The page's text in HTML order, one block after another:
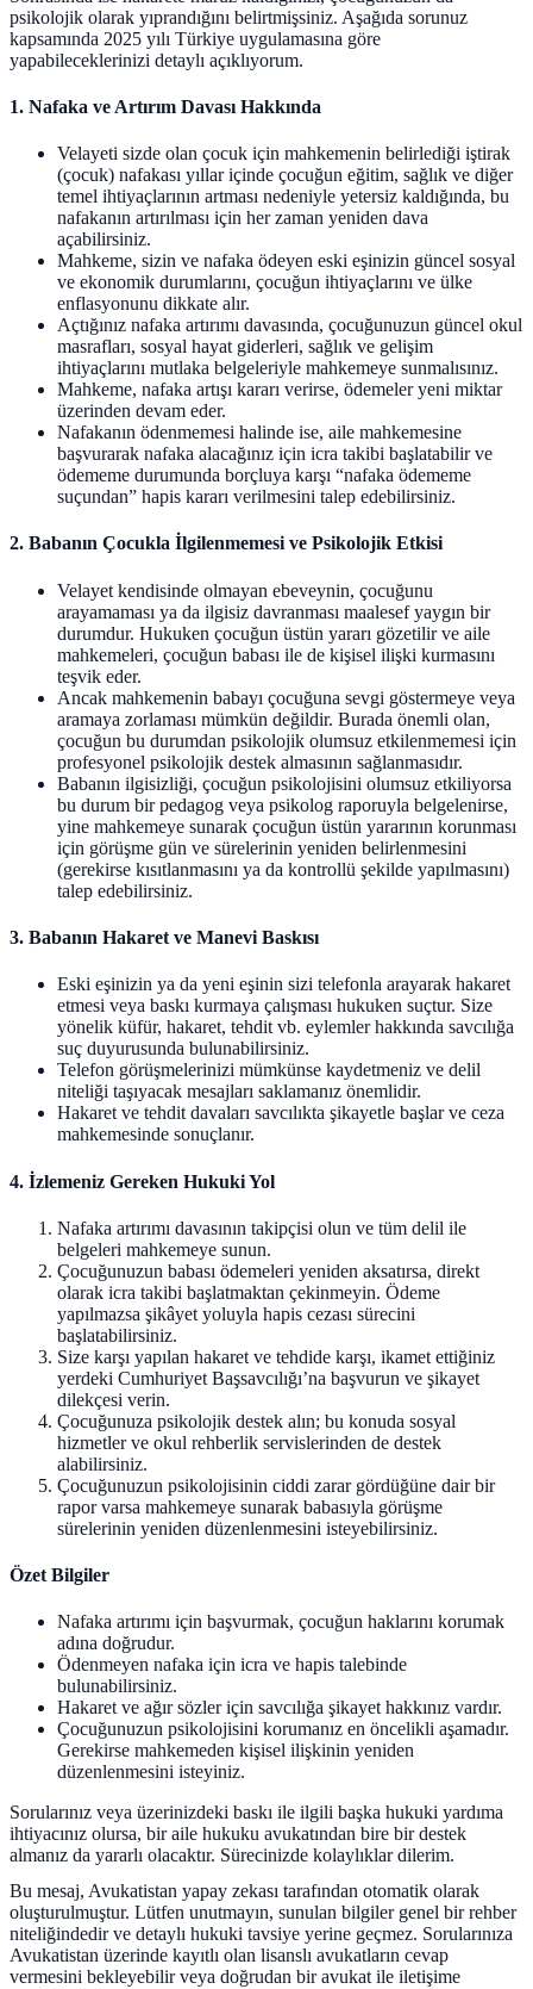
psikolojik olarak yıprandığını belirtmişsiniz. Aşağıda sorunuz
kapsamında 2025 yılı Türkiye uygulamasına göre
yapabileceklerinizi detaylı açıklıyorum.
1. Nafaka ve Artırım Davası Hakkında
Velayeti sizde olan çocuk için mahkemenin belirlediği iştirak
(çocuk) nafakası yıllar içinde çocuğun eğitim, sağlık ve diğer
temel ihtiyaçlarının artması nedeniyle yetersiz kaldığında, bu
nafakanın artırılması için her zaman yeniden dava
açabilirsiniz.
Mahkeme, sizin ve nafaka ödeyen eski eşinizin güncel sosyal
ve ekonomik durumlarını, çocuğun ihtiyaçlarını ve ülke
enflasyonunu dikkate alır.
Açtığınız nafaka artırımı davasında, çocuğunuzun güncel okul
masrafları, sosyal hayat giderleri, sağlık ve gelişim
ihtiyaçlarını mutlaka belgeleriyle mahkemeye sunmalısınız.
Mahkeme, nafaka artışı kararı verirse, ödemeler yeni miktar
üzerinden devam eder.
Nafakanın ödenmemesi halinde ise, aile mahkemesine
başvurarak nafaka alacağınız için icra takibi başlatabilir ve
ödememe durumunda borçluya karşı “nafaka ödememe
suçundan” hapis kararı verilmesini talep edebilirsiniz.
2. Babanın Çocukla İlgilenmemesi ve Psikolojik Etkisi
Velayet kendisinde olmayan ebeveynin, çocuğunu
arayamaması ya da ilgisiz davranması maalesef yaygın bir
durumdur. Hukuken çocuğun üstün yararı gözetilir ve aile
mahkemeleri, çocuğun babası ile de kişisel ilişki kurmasını
teşvik eder.
Ancak mahkemenin babayı çocuğuna sevgi göstermeye veya
aramaya zorlaması mümkün değildir. Burada önemli olan,
çocuğun bu durumdan psikolojik olumsuz etkilenmemesi için
profesyonel psikolojik destek almasının sağlanmasıdır.
Babanın ilgisizliği, çocuğun psikolojisini olumsuz etkiliyorsa
bu durum bir pedagog veya psikolog raporuyla belgelenirse,
yine mahkemeye sunarak çocuğun üstün yararının korunması
için görüşme gün ve sürelerinin yeniden belirlenmesini
(gerekirse kısıtlanmasını ya da kontrollü şekilde yapılmasını)
talep edebilirsiniz.
3. Babanın Hakaret ve Manevi Baskısı
Eski eşinizin ya da yeni eşinin sizi telefonla arayarak hakaret
etmesi veya baskı kurmaya çalışması hukuken suçtur. Size
yönelik küfür, hakaret, tehdit vb. eylemler hakkında savcılığa
suç duyurusunda bulunabilirsiniz.
Telefon görüşmelerinizi mümkünse kaydetmeniz ve delil
niteliği taşıyacak mesajları saklamanız önemlidir.
Hakaret ve tehdit davaları savcılıkta şikayetle başlar ve ceza
mahkemesinde sonuçlanır.
4. İzlemeniz Gereken Hukuki Yol
Nafaka artırımı davasının takipçisi olun ve tüm delil ile
belgeleri mahkemeye sunun.
Çocuğunuzun babası ödemeleri yeniden aksatırsa, direkt
olarak icra takibi başlatmaktan çekinmeyin. Ödeme
yapılmazsa şikâyet yoluyla hapis cezası sürecini
başlatabilirsiniz.
Size karşı yapılan hakaret ve tehdide karşı, ikamet ettiğiniz
yerdeki Cumhuriyet Başsavcılığı’na başvurun ve şikayet
dilekçesi verin.
Çocuğunuza psikolojik destek alın; bu konuda sosyal
hizmetler ve okul rehberlik servislerinden de destek
alabilirsiniz.
Çocuğunuzun psikolojisinin ciddi zarar gördüğüne dair bir
rapor varsa mahkemeye sunarak babasıyla görüşme
sürelerinin yeniden düzenlenmesini isteyebilirsiniz.
Özet Bilgiler
Nafaka artırımı için başvurmak, çocuğun haklarını korumak
adına doğrudur.
Ödenmeyen nafaka için icra ve hapis talebinde
bulunabilirsiniz.
Hakaret ve ağır sözler için savcılığa şikayet hakkınız vardır.
Çocuğunuzun psikolojisini korumanız en öncelikli aşamadır.
Gerekirse mahkemeden kişisel ilişkinin yeniden
düzenlenmesini isteyiniz.
Sorularınız veya üzerinizdeki baskı ile ilgili başka hukuki yardıma
ihtiyacınız olursa, bir aile hukuku avukatından bire bir destek
almanız da yararlı olacaktır. Sürecinizde kolaylıklar dilerim.
Bu mesaj, Avukatistan yapay zekası tarafından otomatik olarak
oluşturulmuştur. Lütfen unutmayın, sunulan bilgiler genel bir rehber
niteliğindedir ve detaylı hukuki tavsiye yerine geçmez. Sorularınıza
Avukatistan üzerinde kayıtlı olan lisanslı avukatların cevap
vermesini bekleyebilir veya doğrudan bir avukat ile iletişime